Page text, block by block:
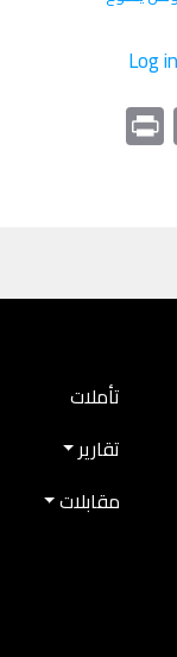
Log in
Email
تأملات
تقارير
مقابلات